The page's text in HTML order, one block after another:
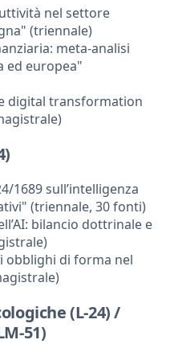
nel settore
(triennale)
meta-analisi
ed europea"
digital transformation
1689 sull’intelligenza
(triennale, 30 fonti)
bilancio dottrinale e
obblighi di forma nel
(L-24) /
51)